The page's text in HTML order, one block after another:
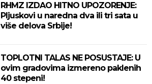
RHMZ IZDAO HITNO UPOZORENJE:
Pljuskovi u naredna dva ili tri sata u
više delova Srbije!
TOPLOTNI TALAS NE POSUSTAJE: U
ovim gradovima izmereno paklenih
40 stepeni!